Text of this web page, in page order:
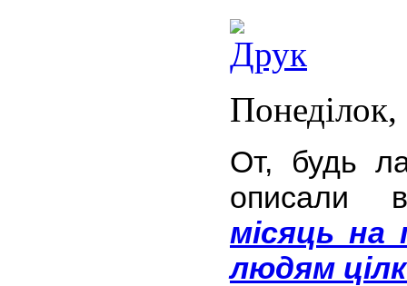
От, будь
описали
місяць на
людям